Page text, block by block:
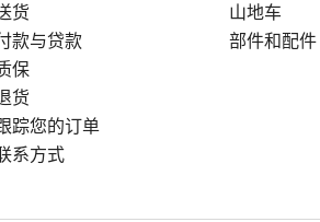
货
款与贷款
保
货
踪您的订单
系方式
山地车
部件和配件